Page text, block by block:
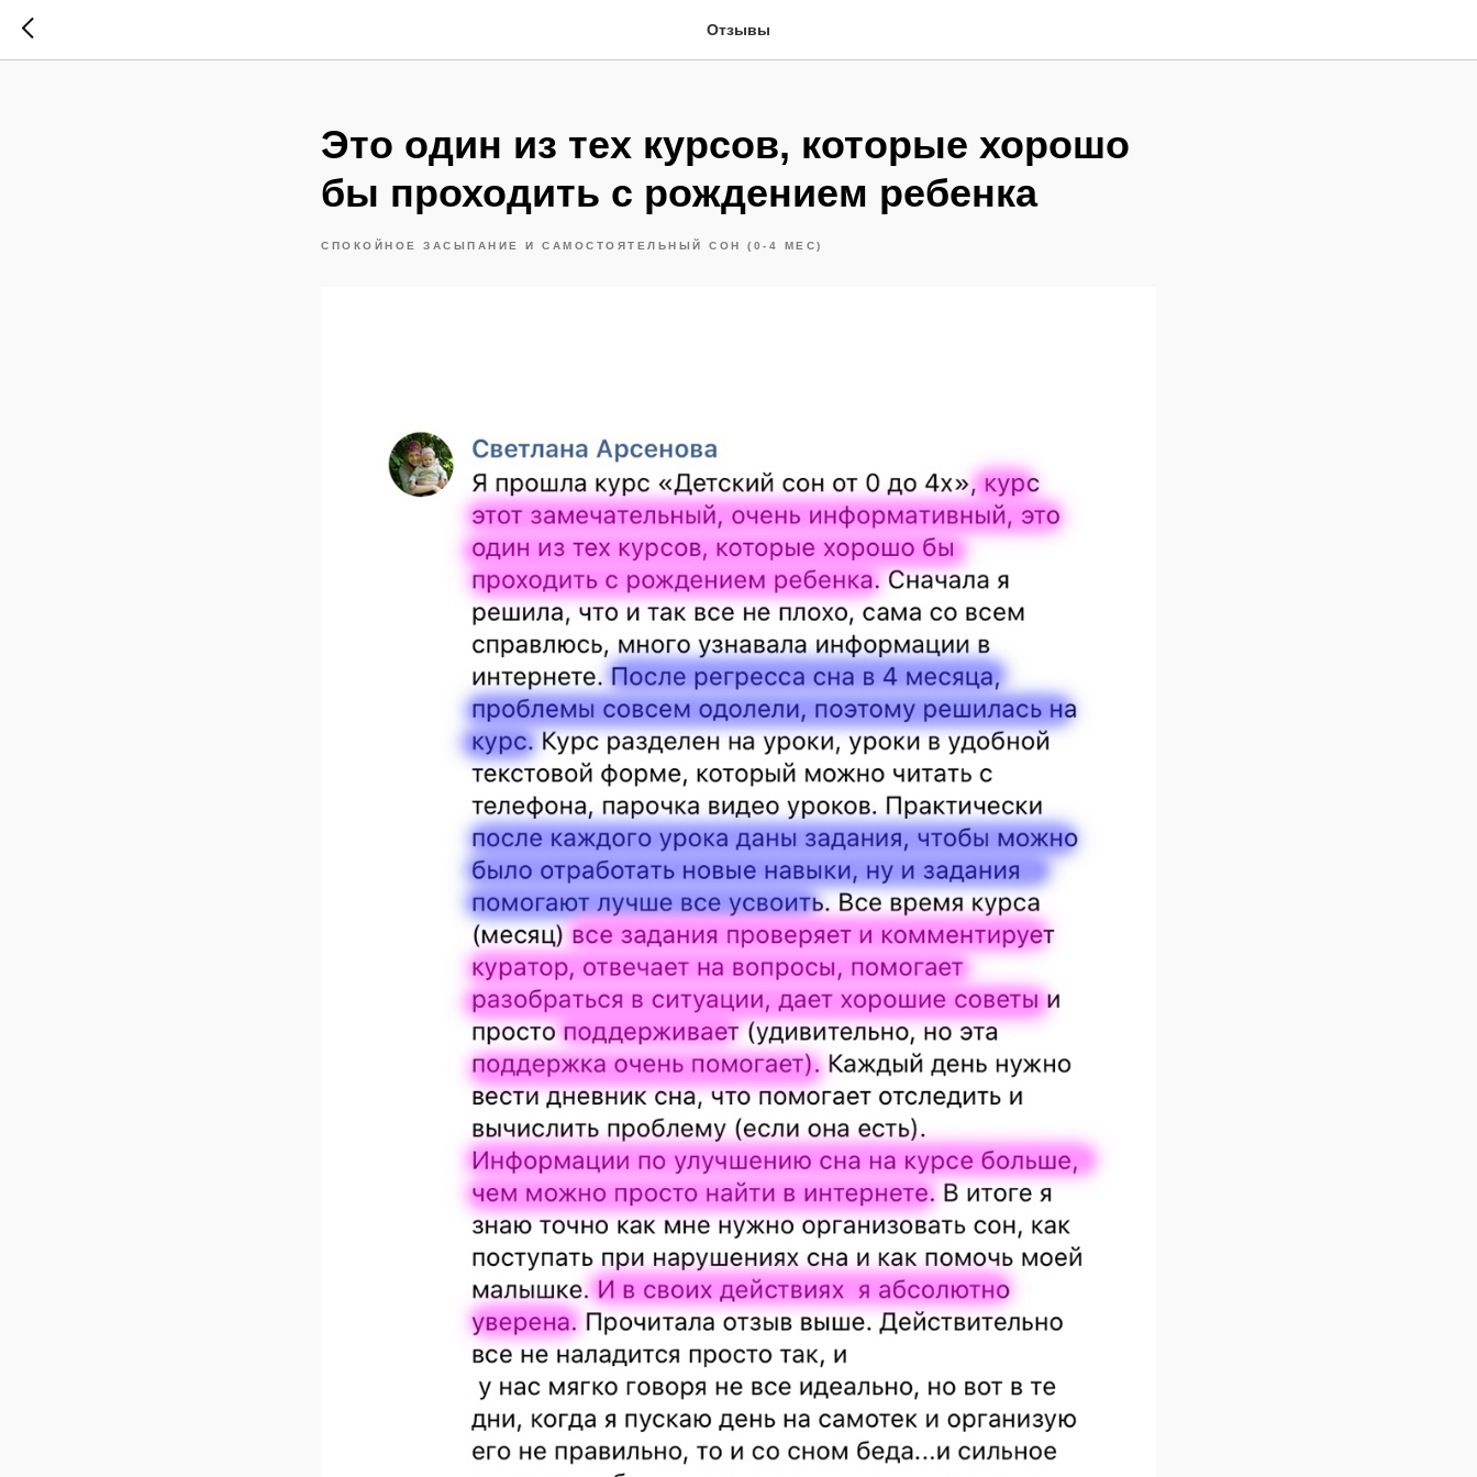
Отзывы
Это один из тех курсов, которые хорошо
бы проходить с рождением ребенка
СПОКОЙНОЕ ЗАСЫПАНИЕ И САМОСТОЯТЕЛЬНЫЙ СОН (0-4 МЕС)